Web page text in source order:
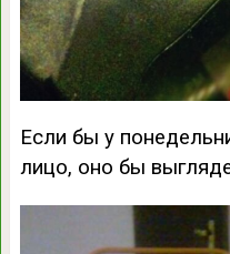
Если бы у
лицо, оно бы